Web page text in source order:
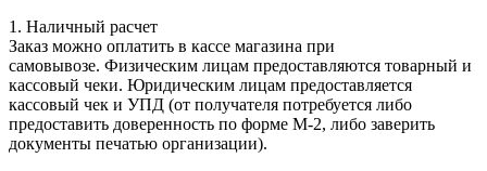
1. Наличный расчет
Заказ можно оплатить в кассе магазина при
самовывозе. Физическим лицам предоставляются товарный и
кассовый чеки. Юридическим лицам предоставляется
кассовый чек и УПД (от получателя потребуется либо
предоставить доверенность по форме М-2, либо заверить
документы печатью организации).